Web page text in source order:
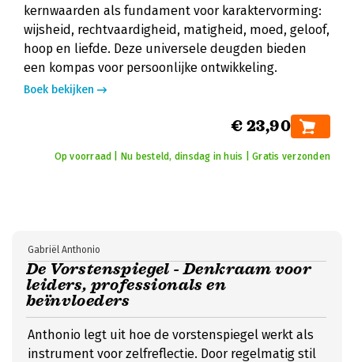
kernwaarden als fundament voor karaktervorming:
wijsheid, rechtvaardigheid, matigheid, moed, geloof,
hoop en liefde. Deze universele deugden bieden
een kompas voor persoonlijke ontwikkeling.
Boek bekijken
€ 23,90
Op voorraad | Nu besteld, dinsdag in huis | Gratis verzonden
De Vorstenspiegel - Denkraam voor
leiders, professionals en
beïnvloeders
Gabriël Anthonio
Anthonio legt uit hoe de vorstenspiegel werkt als
instrument voor zelfreflectie. Door regelmatig stil